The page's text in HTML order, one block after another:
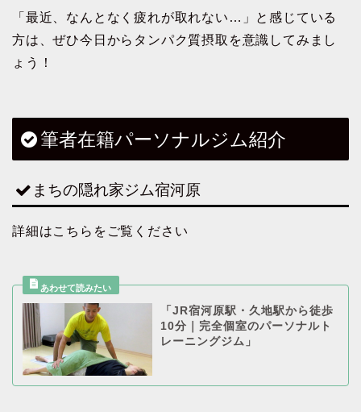
「最近、なんとなく疲れが取れない…」と感じている
方は、ぜひ今日からタンパク質摂取を意識してみまし
ょう！
筆者在籍パーソナルジム紹介
まちの隠れ家ジム宿河原
詳細はこちらをご覧ください
「JR宿河原駅・久地駅から徒歩
10分｜完全個室のパーソナルト
レーニングジム」